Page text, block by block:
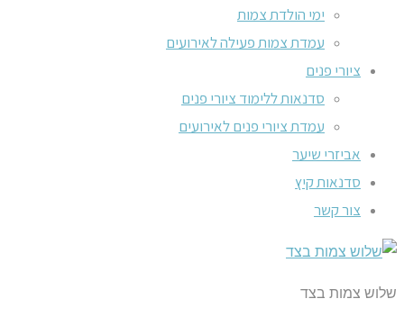
ימי הולדת צמות
עמדת צמות פעילה לאירועים
ציורי פנים
סדנאות ללימוד ציורי פנים
עמדת ציורי פנים לאירועים
אביזרי שיער
סדנאות קיץ
צור קשר
שלוש צמות בצד